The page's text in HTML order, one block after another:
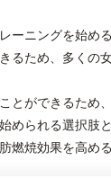
ーニングを始め
るため、多くの
とができるため
められる選択肢
焼効果を高め